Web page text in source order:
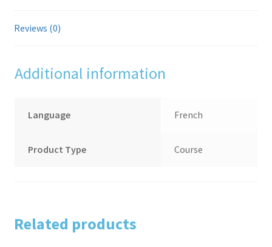
Reviews (0)
Additional information
Language French
Product Type Course
Related products